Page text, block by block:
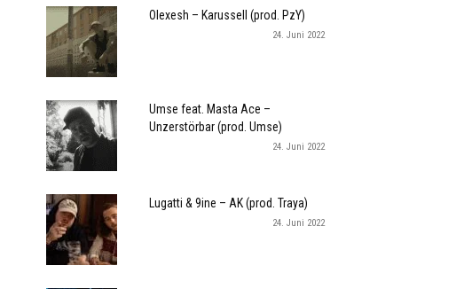
Olexesh – Karussell (prod. PzY)
24. Juni 2022
Umse feat. Masta Ace –
Unzerstörbar (prod. Umse)
24. Juni 2022
Lugatti & 9ine – AK (prod. Traya)
24. Juni 2022